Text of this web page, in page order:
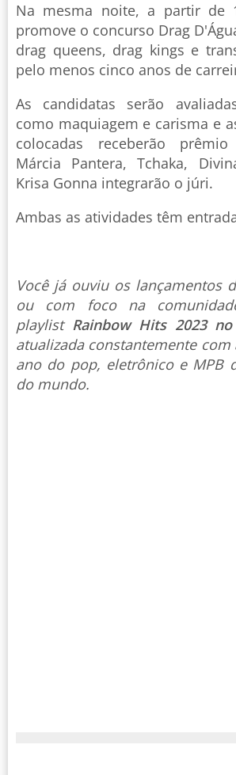
Na mesma noite, a partir de
promove o concurso Drag
drag queens, drag kings e
pelo menos cinco anos de
As candidatas serão
como maquiagem e carisma e
colocadas receberão
Márcia Pantera, Tchaka,
Krisa Gonna integrarão o júri.
Ambas as atividades têm
Você já ouviu os lançamentos
ou com foco na
playlist Rainbow Hits 2023
atualizada constantemente
ano do pop, eletrônico e MPB
do mundo.